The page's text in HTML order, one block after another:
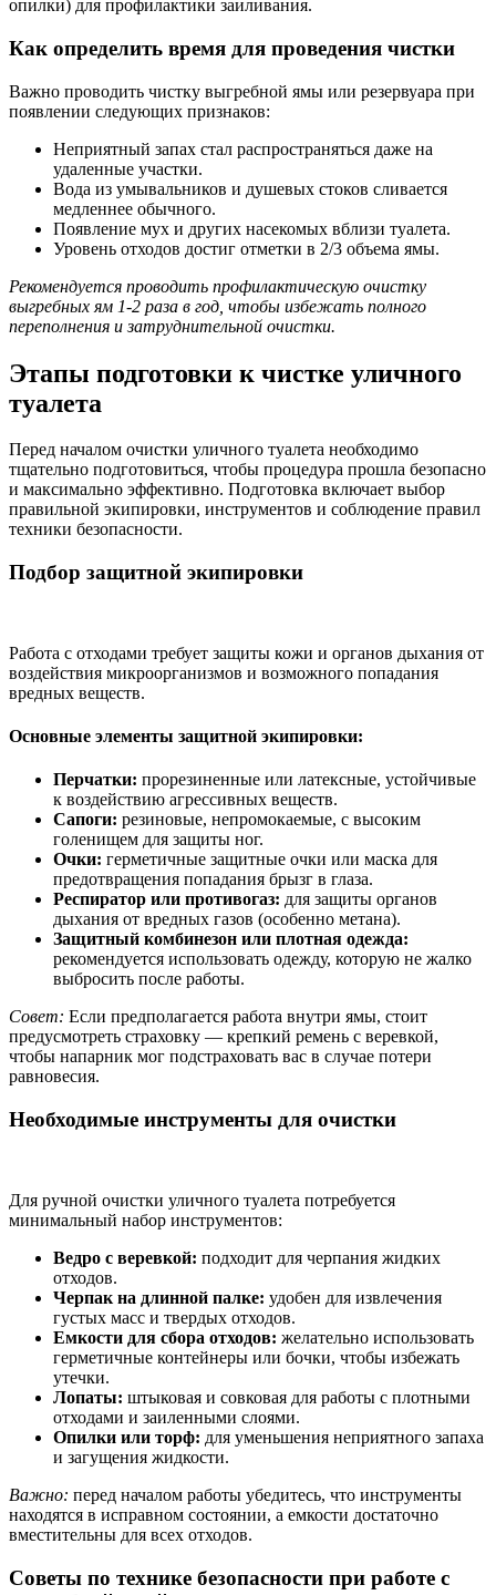
опилки) для профилактики заиливания.
Как определить время для проведения чистки
Важно проводить чистку выгребной ямы или резервуара при
появлении следующих признаков:
Неприятный запах стал распространяться даже на
удаленные участки.
Вода из умывальников и душевых стоков сливается
медленнее обычного.
Появление мух и других насекомых вблизи туалета.
Уровень отходов достиг отметки в 2/3 объема ямы.
Рекомендуется проводить профилактическую очистку
выгребных ям 1-2 раза в год, чтобы избежать полного
переполнения и затруднительной очистки.
Этапы подготовки к чистке уличного
туалета
Перед началом очистки уличного туалета необходимо
тщательно подготовиться, чтобы процедура прошла безопасно
и максимально эффективно. Подготовка включает выбор
правильной экипировки, инструментов и соблюдение правил
техники безопасности.
Подбор защитной экипировки
Работа с отходами требует защиты кожи и органов дыхания от
воздействия микроорганизмов и возможного попадания
вредных веществ.
Основные элементы защитной экипировки:
Перчатки: прорезиненные или латексные, устойчивые
к воздействию агрессивных веществ.
Сапоги: резиновые, непромокаемые, с высоким
голенищем для защиты ног.
Очки: герметичные защитные очки или маска для
предотвращения попадания брызг в глаза.
Респиратор или противогаз: для защиты органов
дыхания от вредных газов (особенно метана).
Защитный комбинезон или плотная одежда:
рекомендуется использовать одежду, которую не жалко
выбросить после работы.
Совет: Если предполагается работа внутри ямы, стоит
предусмотреть страховку — крепкий ремень с веревкой,
чтобы напарник мог подстраховать вас в случае потери
равновесия.
Необходимые инструменты для очистки
Для ручной очистки уличного туалета потребуется
минимальный набор инструментов:
Ведро с веревкой: подходит для черпания жидких
отходов.
Черпак на длинной палке: удобен для извлечения
густых масс и твердых отходов.
Емкости для сбора отходов: желательно использовать
герметичные контейнеры или бочки, чтобы избежать
утечки.
Лопаты: штыковая и совковая для работы с плотными
отходами и заиленными слоями.
Опилки или торф: для уменьшения неприятного запаха
и загущения жидкости.
Важно: перед началом работы убедитесь, что инструменты
находятся в исправном состоянии, а емкости достаточно
вместительны для всех отходов.
Советы по технике безопасности при работе с